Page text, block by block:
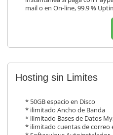
mail o en On-line, 99.9 %
Hosting sin Limites
* 50GB espacio en Disco
* ilimitado Ancho de Banda
* ilimitado Bases de Datos
* ilimitado cuentas de correo